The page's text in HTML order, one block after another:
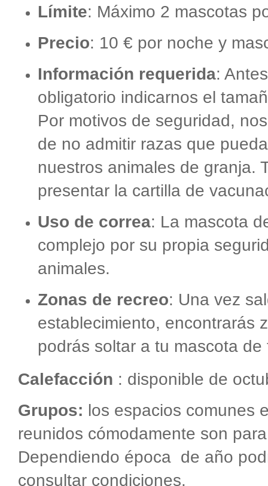
Límite: Máximo 2 mascotas
Precio: 10 € por noche y
Información requerida:
obligatorio indicarnos el
Por motivos de seguridad,
de no admitir razas que
nuestros animales de granja.
presentar la cartilla de
Uso de correa: La mascota
complejo por su propia
animales.
Zonas de recreo: Una vez
establecimiento, encontrarás
podrás soltar a tu mascota de
Calefacción : disponible de
Grupos: los espacios comunes
reunidos cómodamente son
Dependiendo época de año
consultar condiciones.